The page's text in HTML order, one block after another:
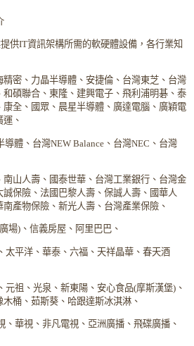
供IT資訊架構所需的軟硬體設備，各行業知
密、力晶半導體、安捷倫、台灣東芝、台灣
碩聯合、東隆、建興電子、飛利浦明碁、泰
全、國眾、晨星半導體、廣達電腦、廣穎電
、
體、台灣NEW Balance、台灣NEC、台灣
山人壽、國泰世華、台灣工業銀行、台灣金
保險、法國巴黎人壽、保誠人壽、國華人
產物保險、新光人壽、台灣產業保險、
場)、信義房屋、阿里巴巴、
太平洋、華泰、六福、天祥晶華、春天酒
元祖、光泉、新東陽、安心食品(摩斯漢堡)、
桶、茹斯葵、哈跟達斯冰淇淋、
、華視、非凡電視、亞洲廣播、飛碟廣播、